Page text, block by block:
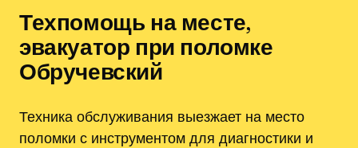
Техпомощь на месте,
эвакуатор при поломке
Обручевский
Техника обслуживания выезжает на место
поломки с инструментом для диагностики и